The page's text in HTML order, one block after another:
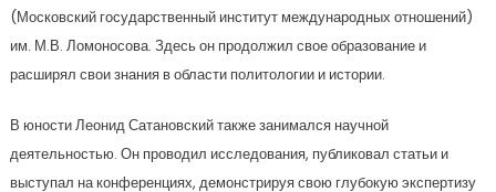
(Московский государственный институт международных отношений)
им. М.В. Ломоносова. Здесь он продолжил свое образование и
расширял свои знания в области политологии и истории.
В юности Леонид Сатановский также занимался научной
деятельностью. Он проводил исследования, публиковал статьи и
выступал на конференциях, демонстрируя свою глубокую экспертизу